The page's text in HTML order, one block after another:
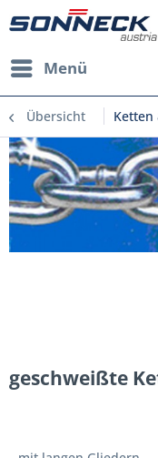
Menü
Übersicht
geschweißte